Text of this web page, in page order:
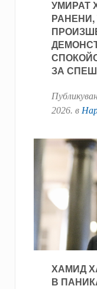
УМИРАТ
ЗА
2026. в
ХАМИД
В